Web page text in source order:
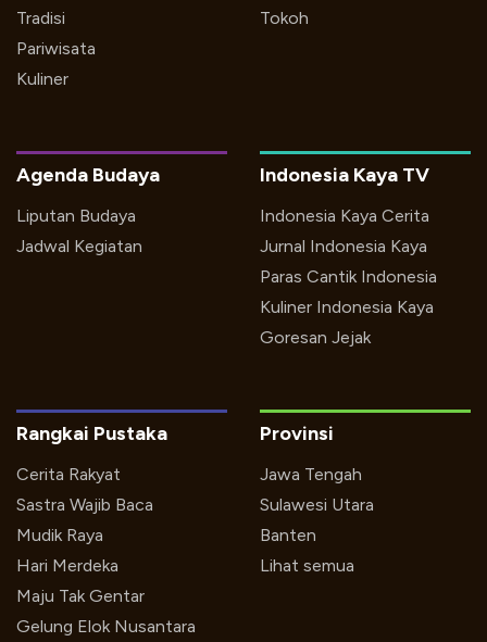
Tradisi
Pariwisata
Kuliner
Tokoh
Indonesia Kaya TV
Indonesia Kaya Cerita
Jurnal Indonesia Kaya
Paras Cantik Indonesia
Kuliner Indonesia Kaya
Goresan Jejak
Agenda Budaya
Liputan Budaya
Jadwal Kegiatan
Rangkai Pustaka
Cerita Rakyat
Sastra Wajib Baca
Mudik Raya
Hari Merdeka
Maju Tak Gentar
Gelung Elok Nusantara
Provinsi
Jawa Tengah
Sulawesi Utara
Banten
Lihat semua